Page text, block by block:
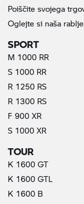
Poiščite svojega
Oglejte si naša
SPORT
M 1000 RR
S 1000 RR
R 1250 RS
R 1300 RS
F 900 XR
S 1000 XR
TOUR
K 1600 GT
K 1600 GTL
K 1600 B